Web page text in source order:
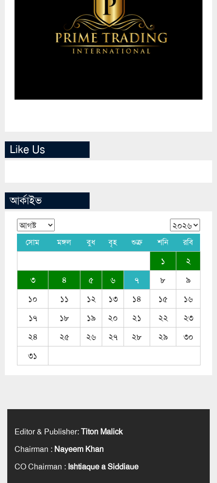
Like Us
আর্কাইভ
সোম মঙ্গল বুধ বৃহ শুক্র শনি রবি
১
২
৩
৪ ৫ ৬ ৭ ৮
৯
১০
১১ ১২ ১৩ ১৪ ১৫
১৬
১৭
১৮ ১৯ ২০ ২১ ২২
২৩
২৪
২৫ ২৬ ২৭ ২৮ ২৯
৩০
৩১
Editor & Publisher:Titon Malick
Chairman : Nayeem Khan
CO Chairman : Ishtiaque a Siddiaue